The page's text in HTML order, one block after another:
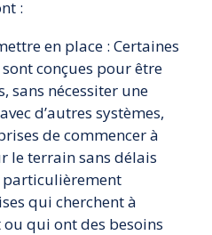
:
en place : Certaines
conçues pour être
sans nécessiter une
d’autres systèmes,
de commencer à
le terrain sans délais
particulièrement
qui cherchent à
qui ont des besoins